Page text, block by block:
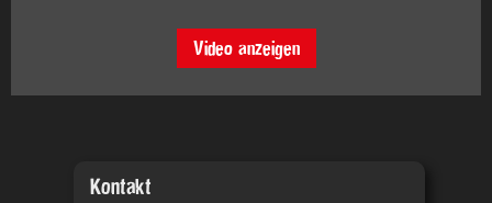
Video anzeigen
Kontakt